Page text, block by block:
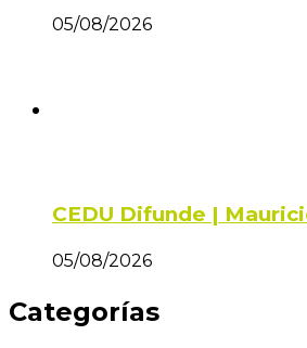
05/08/2026
CEDU Difunde |
05/08/2026
Categorías